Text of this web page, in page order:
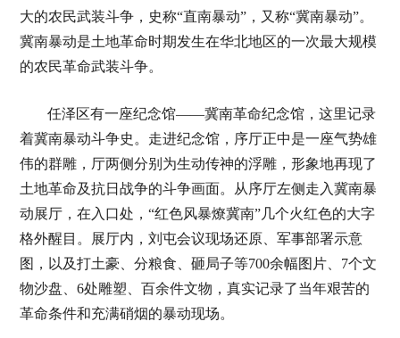
大的农民武装斗争，史称“直南暴动”，又称“冀南暴动”。
冀南暴动是土地革命时期发生在华北地区的一次最大规模
的农民革命武装斗争。
任泽区有一座纪念馆——冀南革命纪念馆，这里记录
着冀南暴动斗争史。走进纪念馆，序厅正中是一座气势雄
伟的群雕，厅两侧分别为生动传神的浮雕，形象地再现了
土地革命及抗日战争的斗争画面。从序厅左侧走入冀南暴
动展厅，在入口处，“红色风暴燎冀南”几个火红色的大字
格外醒目。展厅内，刘屯会议现场还原、军事部署示意
图，以及打土豪、分粮食、砸局子等700余幅图片、7个文
物沙盘、6处雕塑、百余件文物，真实记录了当年艰苦的
革命条件和充满硝烟的暴动现场。